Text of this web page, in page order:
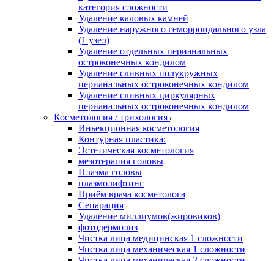
категория сложности
Удаление каловых камней
Удаление наружного геморроидального узла
(1 узел)
Удаление отдельных перианальных
остроконечных кондилом
Удаление сливных полукружных
перианальных остроконечных кондилом
Удаление сливных циркулярных
перианальных остроконечных кондилом
Косметология / трихология
Иньекционная косметология
Контурная пластика:
Эстетическая косметология
мезотерапия головы
Плазма головы
плазмолифтинг
Приём врача косметолога
Сепарация
Удаление миллиумов(жировиков)
фотодермолиз
Чистка лица медицинская 1 сложности
Чистка лица механическая 1 сложности